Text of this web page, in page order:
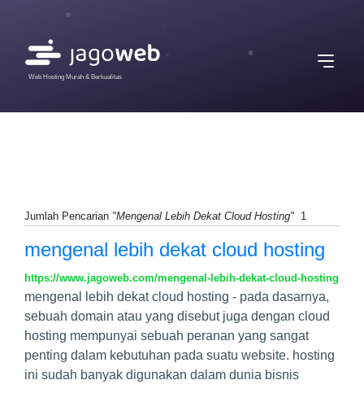
Web Hosting Murah & Berkualitas
Jumlah Pencarian "Mengenal Lebih Dekat Cloud Hosting" 1
mengenal lebih dekat cloud hosting
https://www.jagoweb.com/mengenal-lebih-dekat-cloud-hosting
mengenal lebih dekat cloud hosting - pada dasarnya,
sebuah domain atau yang disebut juga dengan cloud
hosting mempunyai sebuah peranan yang sangat
penting dalam kebutuhan pada suatu website. hosting
ini sudah banyak digunakan dalam dunia bisnis